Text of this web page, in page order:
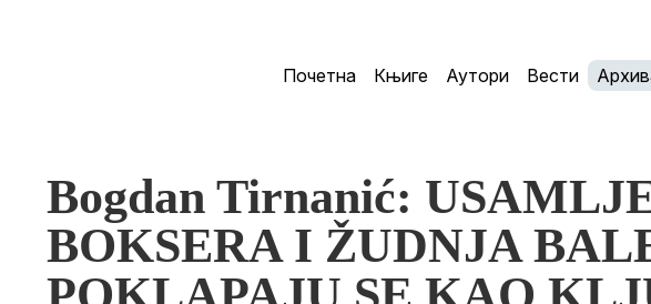
Почетна Књиге Аутори Вести
Bogdan Tirnanić:
BOKSERA I ŽUDNJA